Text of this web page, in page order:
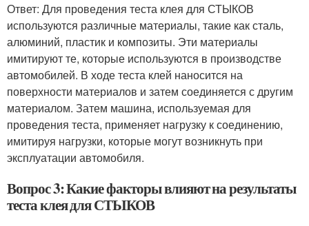
Ответ: Для проведения теста клея для СТЫКОВ
используются различные материалы, такие как сталь,
алюминий, пластик и композиты. Эти материалы
имитируют те, которые используются в производстве
автомобилей. В ходе теста клей наносится на
поверхности материалов и затем соединяется с другим
материалом. Затем машина, используемая для
проведения теста, применяет нагрузку к соединению,
имитируя нагрузки, которые могут возникнуть при
эксплуатации автомобиля.
Вопрос 3: Какие факторы влияют на результаты
теста клея для СТЫКОВ